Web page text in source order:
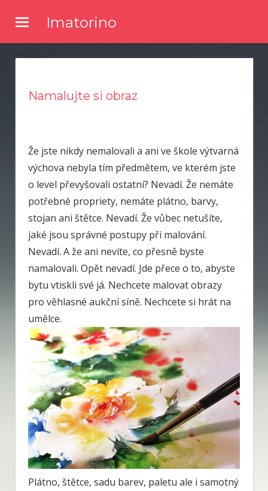
content
Imatorino
Namalujte si obraz
Že jste nikdy nemalovali a ani ve škole výtvarná
výchova nebyla tím předmětem, ve kterém jste
o level převyšovali ostatní? Nevadí. Že nemáte
potřebné propriety, nemáte plátno, barvy,
stojan ani štětce. Nevadí. Že vůbec netušíte,
jaké jsou správné postupy při malování.
Nevadí. A že ani nevíte, co přesně byste
namalovali. Opět nevadí. Jde přece o to, abyste
bytu vtiskli své já. Nechcete malovat obrazy
pro věhlasné aukční síně. Nechcete si hrát na
umělce.
Plátno, štětce, sadu barev, paletu ale i samotný